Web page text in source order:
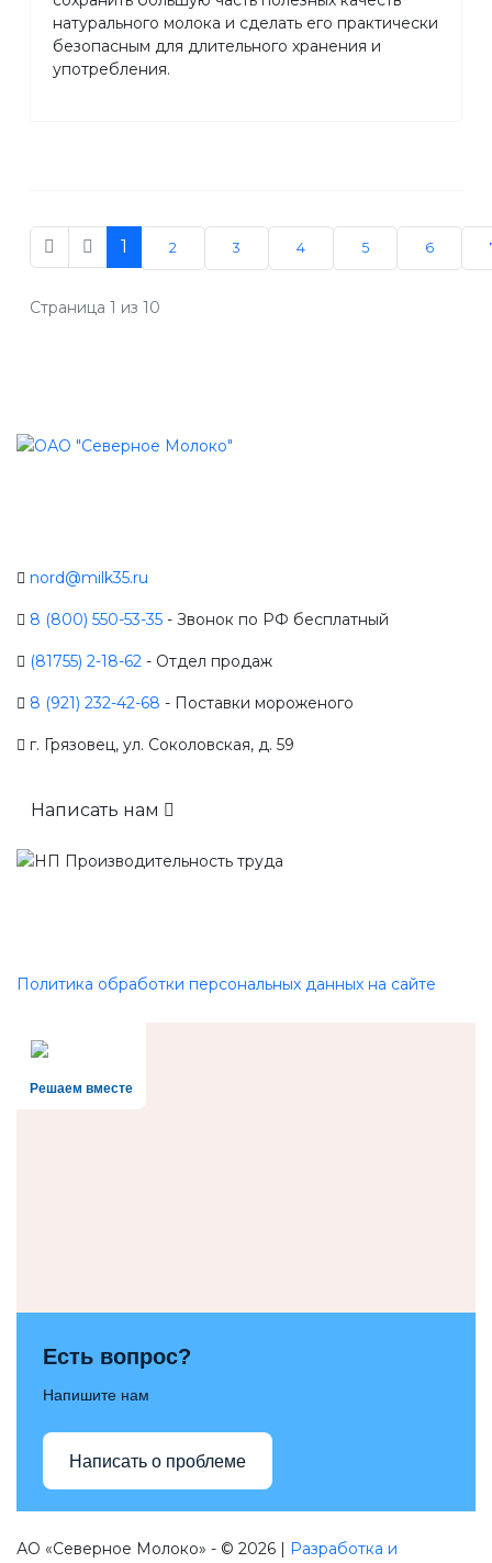
натурального молока и сделать его практически
безопасным для длительного хранения и
употребления.
1 2 3 4 5 6
Страница 1 из 10
nord@milk35.ru
8 (800) 550-53-35 - Звонок по РФ бесплатный
(81755) 2-18-62 - Отдел продаж
8 (921) 232-42-68 - Поставки мороженого
г. Грязовец, ул. Соколовская, д. 59
Написать нам
Политика обработки персональных данных на сайте
Решаем вместе
Есть вопрос?
Напишите нам
Написать о проблеме
АО «Северное Молоко» - © 2026 | Разработка и